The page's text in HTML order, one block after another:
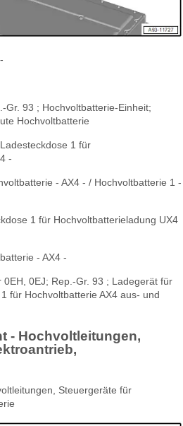
93 ; Hochvoltbatterie-Einheit;
Hochvoltbatterie
1 für
-
- AX4 - / Hochvoltbatterie 1 -
1 für Hochvoltbatterieladung UX4
- AX4 -
0EJ; Rep.-Gr. 93 ; Ladegerät für
für Hochvoltbatterie AX4 aus- und
- Hochvoltleitungen,
Steuergeräte für